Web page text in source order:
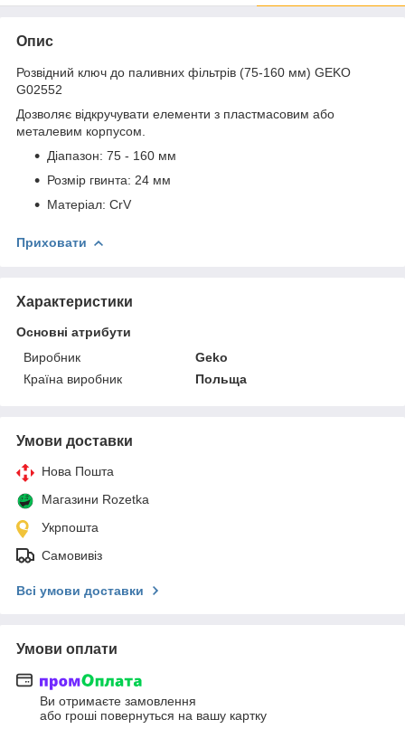
Опис
Розвідний ключ до паливних фільтрів (75-160 мм) GEKO
G02552
Дозволяє відкручувати елементи з пластмасовим або
металевим корпусом.
Діапазон: 75 - 160 мм
Розмір гвинта: 24 мм
Матеріал: CrV
Приховати
Характеристики
Основні атрибути
Виробник
Geko
Країна виробник
Польща
Умови доставки
Нова Пошта
Магазини Rozetka
Укрпошта
Самовивіз
Всі умови доставки
Умови оплати
Ви отримаєте замовлення
або гроші повернуться на вашу картку